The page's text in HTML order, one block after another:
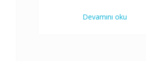
Devamını oku